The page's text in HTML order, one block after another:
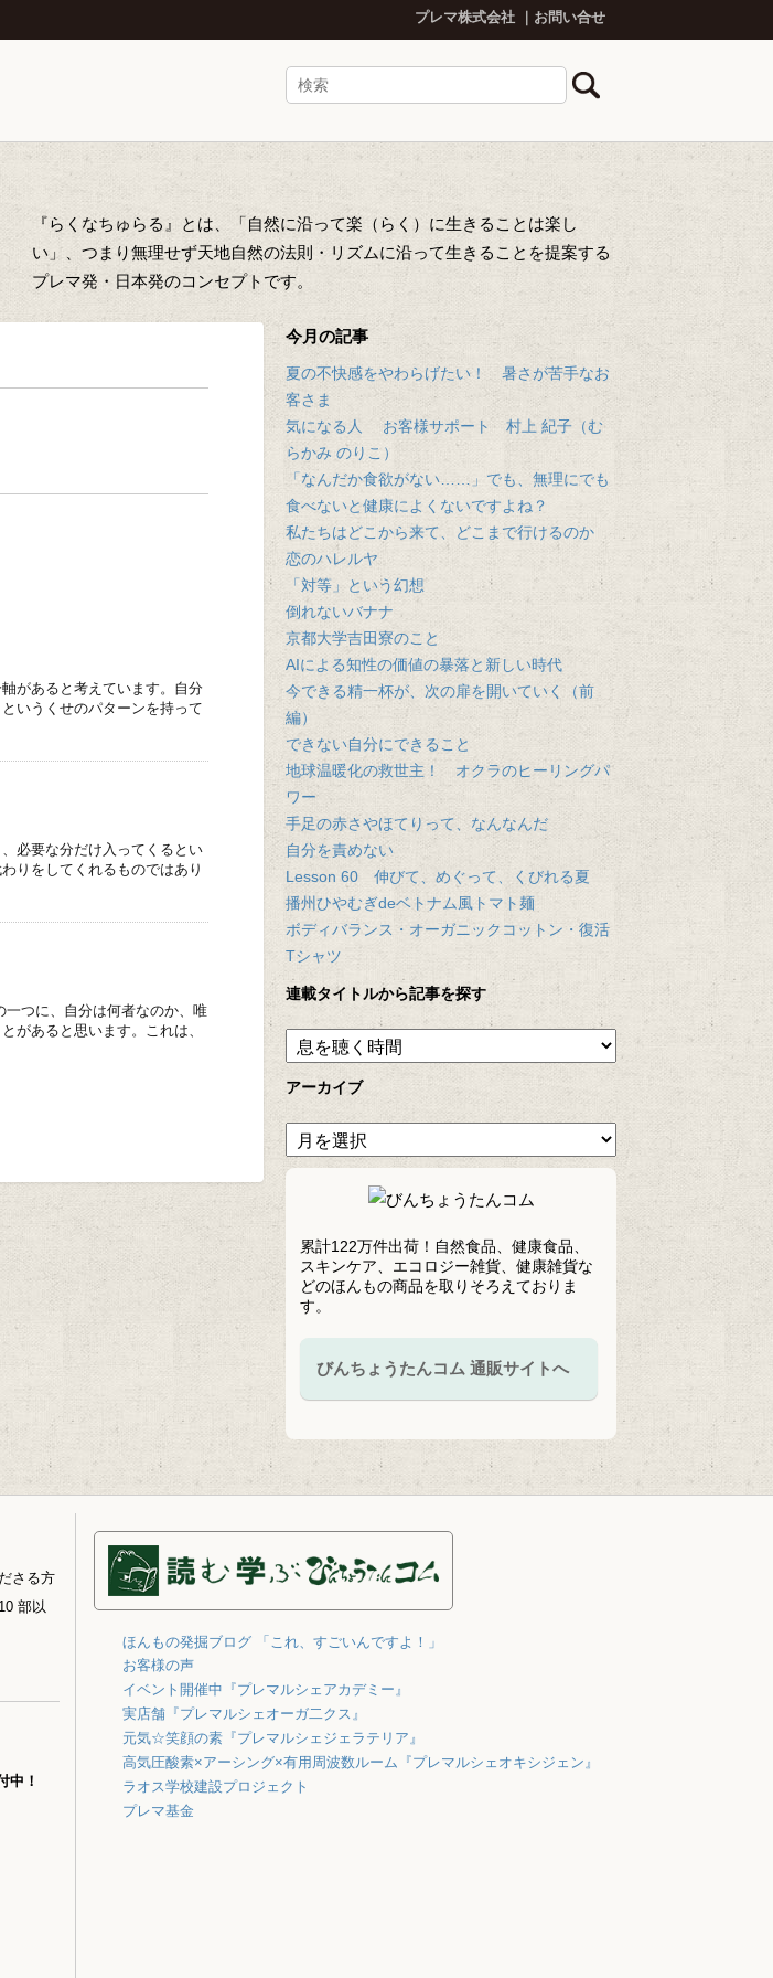
プレマ株式会社 お問い合せ
『らくなちゅらる』とは、「自然に沿って楽（らく）に生きることは楽し
い」、つまり無理せず天地自然の法則・リズムに沿って生きることを提案する
プレマ発・日本発のコンセプトです。
があると考えています。自分
いうくせのパターンを持って
必要な分だけ入ってくるとい
りをしてくれるものではあり
つに、自分は何者なのか、唯
があると思います。これは、
今月の記事
夏の不快感をやわらげたい！ 暑さが苦手なお
客さま
気になる人 お客様サポート 村上 紀子（む
らかみ のりこ）
「なんだか食欲がない……」でも、無理にでも
食べないと健康によくないですよね？
私たちはどこから来て、どこまで行けるのか
恋のハレルヤ
「対等」という幻想
倒れないバナナ
京都大学吉田寮のこと
AIによる知性の価値の暴落と新しい時代
今できる精一杯が、次の扉を開いていく（前
編）
できない自分にできること
地球温暖化の救世主！ オクラのヒーリングパ
ワー
手足の赤さやほてりって、なんなんだ
自分を責めない
Lesson 60 伸びて、めぐって、くびれる夏
播州ひやむぎdeベトナム風トマト麺
ボディバランス・オーガニックコットン・復活
Tシャツ
連載タイトルから記事を探す
アーカイブ
累計122万件出荷！自然食品、健康食品、
スキンケア、エコロジー雑貨、健康雑貨な
どのほんもの商品を取りそろえておりま
す。
びんちょうたんコム 通販サイトへ
さる方
部以
中！
ほんもの発掘ブログ 「これ、すごいんですよ！」
お客様の声
イベント開催中『プレマルシェアカデミー』
実店舗『プレマルシェオーガ二クス』
元気☆笑顔の素『プレマルシェジェラテリア』
高気圧酸素×アーシング×有用周波数ルーム『プレマルシェオキシジェン』
ラオス学校建設プロジェクト
プレマ基金